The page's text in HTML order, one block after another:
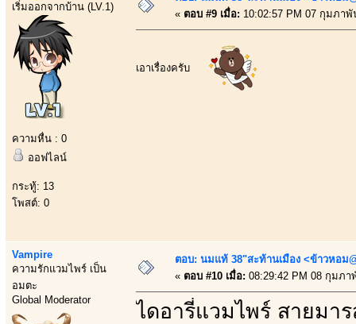
เริ่มออกจากบ้าน (LV.1)
ความหื่น : 0
ออฟไลน์
กระทู้: 13
โพสต์: 0
« ตอบ #9 เมื่อ: 10:02:57 PM 07 กุมภาพั
เอาเรื่องครับ
Vampire
ความรักแวมไพร์ เป็น
อมตะ
Global Moderator
ตอบ: นมแท้ 38"สะท้านเมือง <ข้าวหอม
« ตอบ #10 เมื่อ: 08:29:42 PM 08 กุมภา
ไดอารี่แวมไพร์ สายมา